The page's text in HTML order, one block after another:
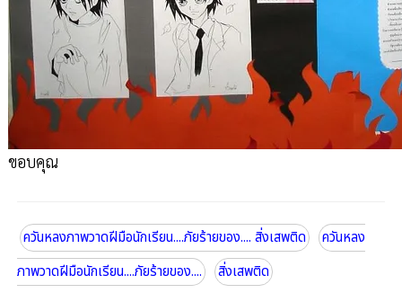
ขอบคุณ
ควันหลงภาพวาดฝีมือนักเรียน....ภัยร้ายของ.... สิ่งเสพติด
ควันหลง
ภาพวาดฝีมือนักเรียน....ภัยร้ายของ....
สิ่งเสพติด